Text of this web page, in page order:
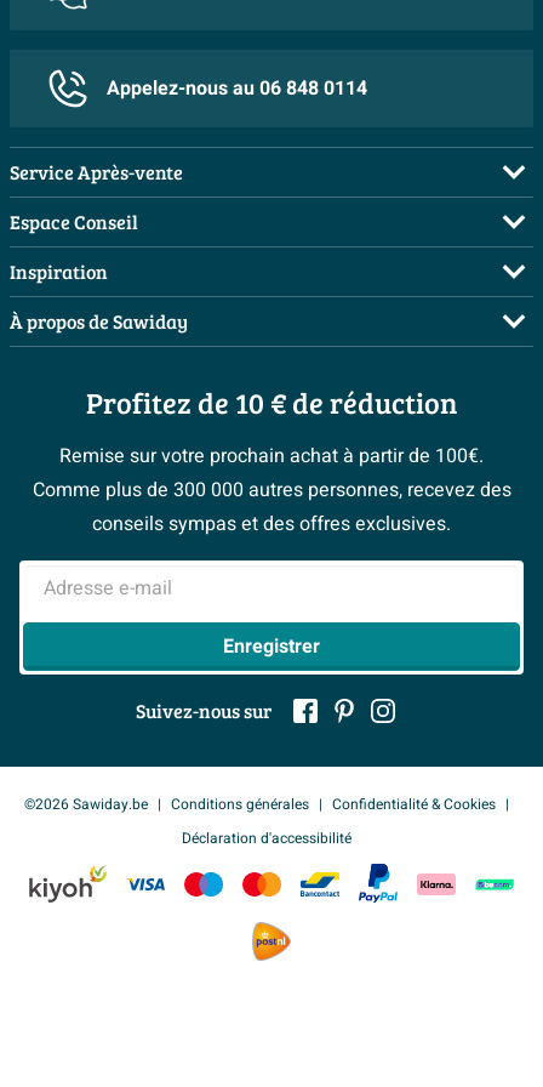
Appelez-nous au 06 848 0114
Service Après-vente
FAQ
Commander
Payer
Livraison / retrait
Garantie & réclamations
Politique d’avis
> Service client
Espace Conseil
Visite sur rendez-vous
Demandez votre devis
Planificateur 3D
Les bons tuyaux
Espace bricolage
> Espace Conseil
Inspiration
Salles de bains complètes
Inspiration toilettes
Moodboards
Magazine
#Mysawiday
> Inspiration salle de bains
À propos de Sawiday
Qui est Sawiday ?
Postes vacants
Espace Pro
BeCommerce
> Tout sur nos showrooms
Profitez de 10 € de réduction
Remise sur votre prochain achat à partir de 100€.
Comme plus de 300 000 autres personnes, recevez des
conseils sympas et des offres exclusives.
Adresse e-mail
Enregistrer
Suivez-nous sur
©2026 Sawiday.be Conditions générales
Confidentialité & Cookies
Déclaration d'accessibilité